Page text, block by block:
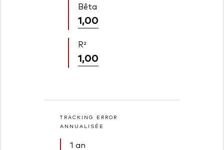
Bêta
1,00
R²
1,00
TRACKING ERROR
ANNUALISÉE
1 an